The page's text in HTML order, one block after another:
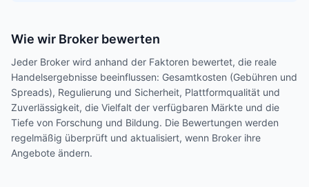
Wie wir Broker bewerten
Jeder Broker wird anhand der Faktoren bewertet, die reale
Handelsergebnisse beeinflussen: Gesamtkosten (Gebühren und
Spreads), Regulierung und Sicherheit, Plattformqualität und
Zuverlässigkeit, die Vielfalt der verfügbaren Märkte und die
Tiefe von Forschung und Bildung. Die Bewertungen werden
regelmäßig überprüft und aktualisiert, wenn Broker ihre
Angebote ändern.